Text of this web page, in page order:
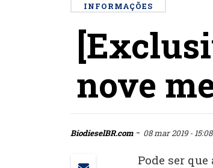
INFORMAÇÕES
nove
BiodieselBR.com- 08 mar 2019 - 15:08
Pode ser